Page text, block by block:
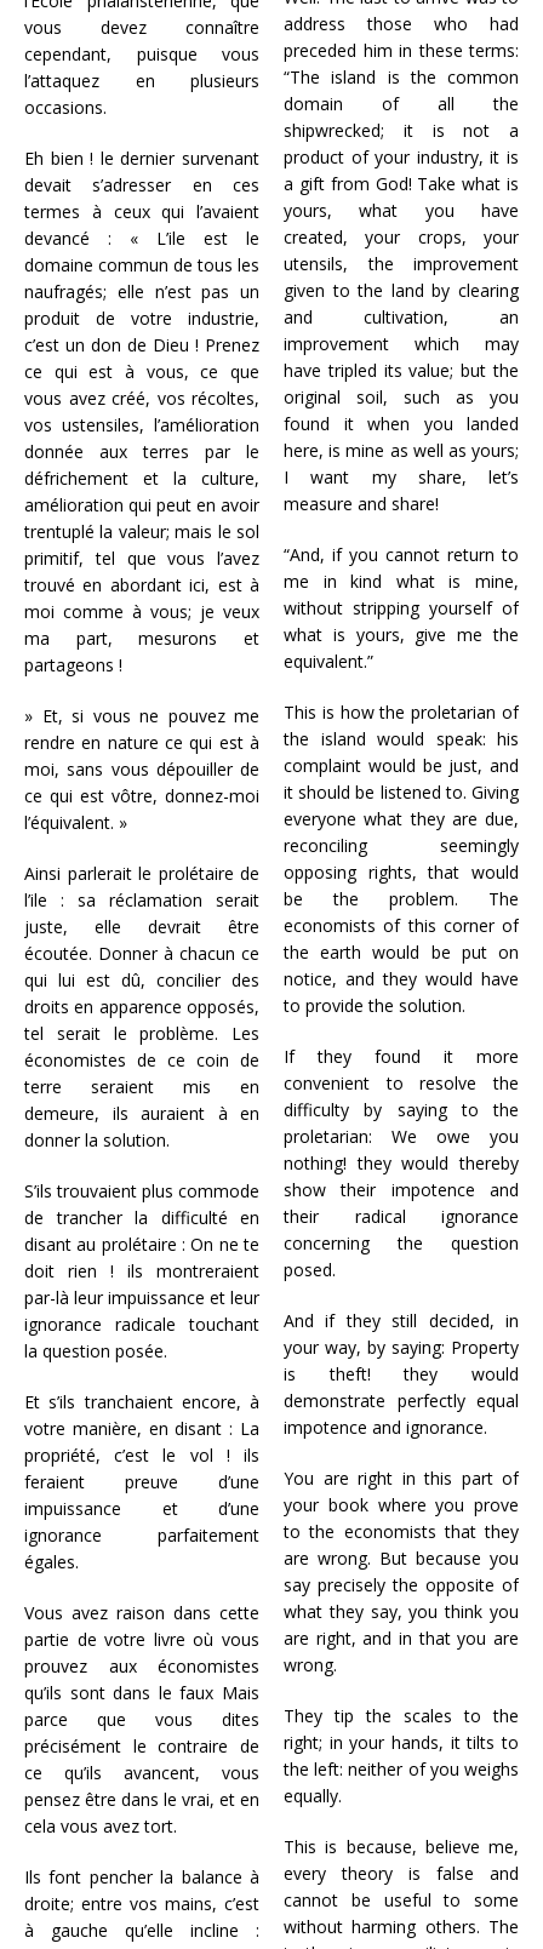
vous devez connaître
cependant, puisque vous
l’attaquez en plusieurs
occasions.
Eh bien ! le dernier survenant
devait s’adresser en ces
termes à ceux qui l’avaient
devancé : « L’ile est le
domaine commun de tous les
naufragés; elle n’est pas un
produit de votre industrie,
c’est un don de Dieu ! Prenez
ce qui est à vous, ce que
vous avez créé, vos récoltes,
vos ustensiles, l’amélioration
donnée aux terres par le
défrichement et la culture,
amélioration qui peut en avoir
trentuplé la valeur; mais le sol
primitif, tel que vous l’avez
trouvé en abordant ici, est à
moi comme à vous; je veux
ma part, mesurons et
partageons !
» Et, si vous ne pouvez me
rendre en nature ce qui est à
moi, sans vous dépouiller de
ce qui est vôtre, donnez-moi
l’équivalent. »
Ainsi parlerait le prolétaire de
l’ile : sa réclamation serait
juste, elle devrait être
écoutée. Donner à chacun ce
qui lui est dû, concilier des
droits en apparence opposés,
tel serait le problème. Les
économistes de ce coin de
terre seraient mis en
demeure, ils auraient à en
donner la solution.
S’ils trouvaient plus commode
de trancher la difficulté en
disant au prolétaire : On ne te
doit rien ! ils montreraient
par-là leur impuissance et leur
ignorance radicale touchant
la question posée.
Et s’ils tranchaient encore, à
votre manière, en disant : La
propriété, c’est le vol ! ils
feraient preuve d’une
impuissance et d’une
ignorance parfaitement
égales.
Vous avez raison dans cette
partie de votre livre où vous
prouvez aux économistes
qu’ils sont dans le faux Mais
parce que vous dites
précisément le contraire de
ce qu’ils avancent, vous
pensez être dans le vrai, et en
cela vous avez tort.
Ils font pencher la balance à
droite; entre vos mains, c’est
à gauche qu’elle incline :
address those who had
preceded him in these terms:
“The island is the common
domain of all the
shipwrecked; it is not a
product of your industry, it is
a gift from God! Take what is
yours, what you have
created, your crops, your
utensils, the improvement
given to the land by clearing
and cultivation, an
improvement which may
have tripled its value; but the
original soil, such as you
found it when you landed
here, is mine as well as yours;
I want my share, let’s
measure and share!
“And, if you cannot return to
me in kind what is mine,
without stripping yourself of
what is yours, give me the
equivalent.”
This is how the proletarian of
the island would speak: his
complaint would be just, and
it should be listened to. Giving
everyone what they are due,
reconciling seemingly
opposing rights, that would
be the problem. The
economists of this corner of
the earth would be put on
notice, and they would have
to provide the solution.
If they found it more
convenient to resolve the
difficulty by saying to the
proletarian: We owe you
nothing! they would thereby
show their impotence and
their radical ignorance
concerning the question
posed.
And if they still decided, in
your way, by saying: Property
is theft! they would
demonstrate perfectly equal
impotence and ignorance.
You are right in this part of
your book where you prove
to the economists that they
are wrong. But because you
say precisely the opposite of
what they say, you think you
are right, and in that you are
wrong.
They tip the scales to the
right; in your hands, it tilts to
the left: neither of you weighs
equally.
This is because, believe me,
every theory is false and
cannot be useful to some
without harming others. The